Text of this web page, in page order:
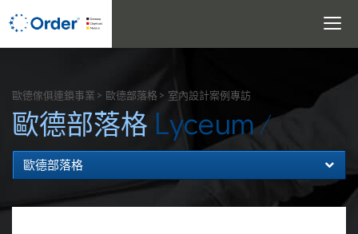
Toggle
歐德傢俱連鎖事業 歐德部落格 室內設計案例專訪
歐德部落格 Lyceum
歐德部落格